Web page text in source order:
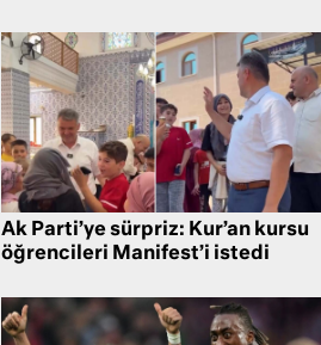
Ak Parti’ye sürpriz: Kur’an kursu
öğrencileri Manifest’i istedi